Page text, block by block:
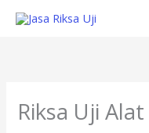
Skip
Riksa Uji